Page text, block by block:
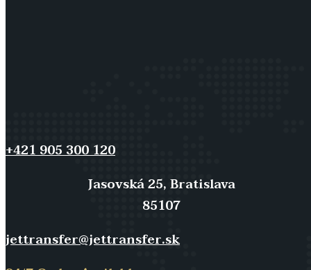
+421 905 300 120
Jasovská 25, Bratislava
85107
jettransfer@jettransfer.sk